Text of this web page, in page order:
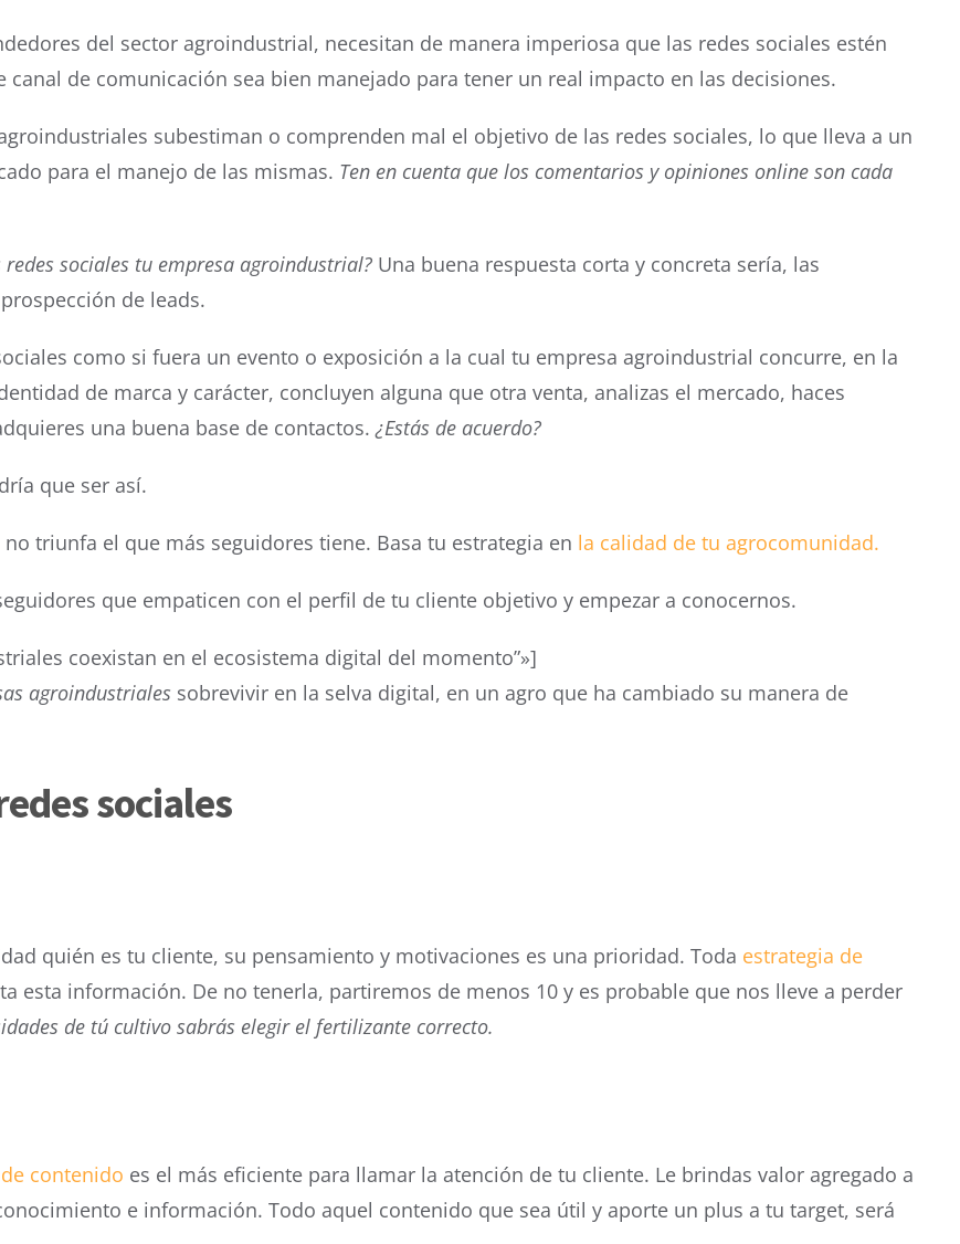
del sector agroindustrial, necesitan de manera imperiosa que las redes sociales estén
de comunicación sea bien manejado para tener un real impacto en las decisiones.
subestiman o comprenden mal el objetivo de las redes sociales, lo que lleva a un
para el manejo de las mismas. Ten en cuenta que los comentarios y opiniones online son cada
redes sociales tu empresa agroindustrial? Una buena respuesta corta y concreta sería, las
de leads.
como si fuera un evento o exposición a la cual tu empresa agroindustrial concurre, en la
de marca y carácter, concluyen alguna que otra venta, analizas el mercado, haces
una buena base de contactos.¿Estás de acuerdo?
que ser así.
no triunfa el que más seguidores tiene. Basa tu estrategia en la calidad de tu agrocomunidad.
que empaticen con el perfil de tu cliente objetivo y empezar a conocernos.
coexistan en el ecosistema digital del momento”»]
agroindustriales sobrevivir en la selva digital, en un agro que ha cambiado su manera de
sociales
quién es tu cliente, su pensamiento y motivaciones es una prioridad. Toda estrategia de
esta información. De no tenerla, partiremos de menos 10 y es probable que nos lleve a perder
de tú cultivo sabrás elegir el fertilizante correcto.
contenido es el más eficiente para llamar la atención de tu cliente. Le brindas valor agregado a
e información. Todo aquel contenido que sea útil y aporte un plus a tu target, será